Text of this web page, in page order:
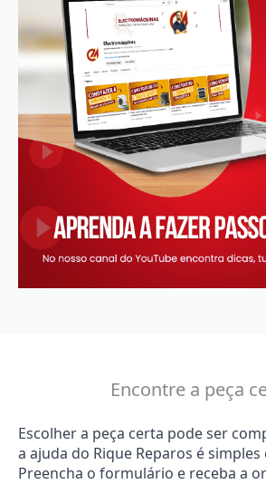
Encontre a peça
Escolher a peça certa pode ser
a ajuda do Rique Reparos é simples
Preencha o formulário e receba a